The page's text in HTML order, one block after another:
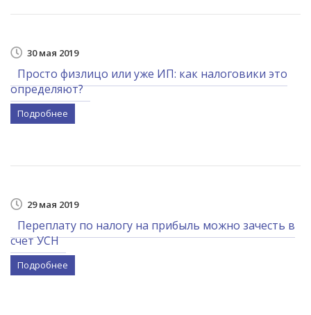
30 мая 2019
Просто физлицо или уже ИП: как налоговики это
определяют?
Подробнее
29 мая 2019
Переплату по налогу на прибыль можно зачесть в
счет УСН
Подробнее